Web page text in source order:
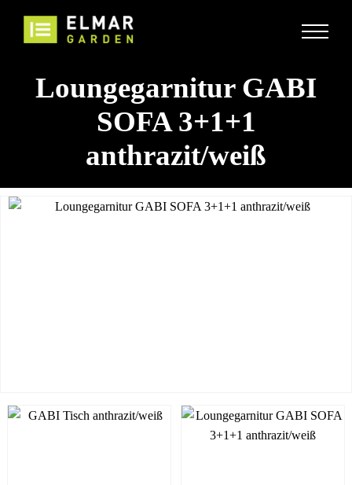
Loungegarnitur GABI
SOFA 3+1+1
anthrazit/weiß